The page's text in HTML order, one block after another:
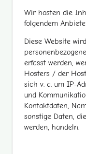
Wir hosten die
folgendem
Diese Website
erfasst werden,
Hosters / der
sich v. a. um IP-
und
Kontaktdaten,
sonstige Daten,
werden, handeln.